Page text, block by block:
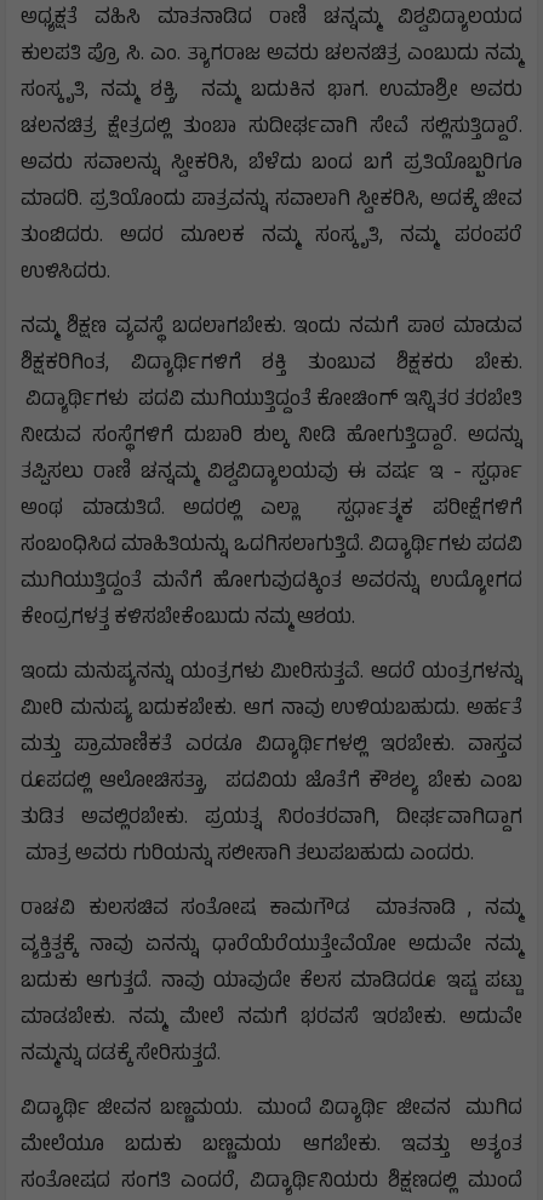
ಅಧ್ಯಕ್ಷತೆ ವಹಿಸಿ ಮಾತನಾಡಿದ ರಾಣಿ ಚನ್ನಮ್ಮ ವಿಶ್ವವಿದ್ಯಾಲಯದ
ಕುಲಪತಿ ಪ್ರೊ ಸಿ. ಎಂ. ತ್ಯಾಗರಾಜ ಅವರು ಚಲನಚಿತ್ರ ಎಂಬುದು ನಮ್ಮ
ಸಂಸ್ಕೃತಿ, ನಮ್ಮ ಶಕ್ತಿ, ನಮ್ಮ ಬದುಕಿನ ಭಾಗ. ಉಮಾಶ್ರೀ ಅವರು
ಚಲನಚಿತ್ರ ಕ್ಷೇತ್ರದಲ್ಲಿ ತುಂಬಾ ಸುದೀರ್ಘವಾಗಿ ಸೇವೆ ಸಲ್ಲಿಸುತ್ತಿದ್ದಾರೆ.
ಅವರು ಸವಾಲನ್ನು ಸ್ವೀಕರಿಸಿ, ಬೆಳೆದು ಬಂದ ಬಗೆ ಪ್ರತಿಯೊಬ್ಬರಿಗೂ
ಮಾದರಿ. ಪ್ರತಿಯೊಂದು ಪಾತ್ರವನ್ನು ಸವಾಲಾಗಿ ಸ್ವೀಕರಿಸಿ, ಅದಕ್ಕೆ ಜೀವ
ತುಂಬಿದರು. ಅದರ ಮೂಲಕ ನಮ್ಮ ಸಂಸ್ಕೃತಿ, ನಮ್ಮ ಪರಂಪರೆ
ಉಳಿಸಿದರು.
ನಮ್ಮ ಶಿಕ್ಷಣ ವ್ಯವಸ್ಥೆ ಬದಲಾಗಬೇಕು. ಇಂದು ನಮಗೆ ಪಾಠ ಮಾಡುವ
ಶಿಕ್ಷಕರಿಗಿಂತ, ವಿದ್ಯಾರ್ಥಿಗಳಿಗೆ ಶಕ್ತಿ ತುಂಬುವ ಶಿಕ್ಷಕರು ಬೇಕು.
ವಿದ್ಯಾರ್ಥಿಗಳು ಪದವಿ ಮುಗಿಯುತ್ತಿದ್ದಂತೆ ಕೋಚಿಂಗ್ ಇನ್ನಿತರ ತರಬೇತಿ
ನೀಡುವ ಸಂಸ್ಥೆಗಳಿಗೆ ದುಬಾರಿ ಶುಲ್ಕ ನೀಡಿ ಹೋಗುತ್ತಿದ್ದಾರೆ. ಅದನ್ನು
ತಪ್ಪಿಸಲು ರಾಣಿ ಚನ್ನಮ್ಮ ವಿಶ್ವವಿದ್ಯಾಲಯವು ಈ ವರ್ಷ ಇ - ಸ್ಪರ್ಧಾ
ಅಂಥ ಮಾಡುತಿದೆ. ಅದರಲ್ಲಿ ಎಲ್ಲಾ ಸ್ಪರ್ಧಾತ್ಮಕ ಪರೀಕ್ಷೆಗಳಿಗೆ
ಸಂಬಂಧಿಸಿದ ಮಾಹಿತಿಯನ್ನು ಒದಗಿಸಲಾಗುತ್ತಿದೆ. ವಿದ್ಯಾರ್ಥಿಗಳು ಪದವಿ
ಮುಗಿಯುತ್ತಿದ್ದಂತೆ ಮನೆಗೆ ಹೋಗುವುದಕ್ಕಿಂತ ಅವರನ್ನು ಉದ್ಯೋಗದ
ಕೇಂದ್ರಗಳತ್ತ ಕಳಿಸಬೇಕೆಂಬುದು ನಮ್ಮ ಆಶಯ.
ಇಂದು ಮನುಷ್ಯನನ್ನು ಯಂತ್ರಗಳು ಮೀರಿಸುತ್ತವೆ. ಆದರೆ ಯಂತ್ರಗಳನ್ನು
ಮೀರಿ ಮನುಷ್ಯ ಬದುಕಬೇಕು. ಆಗ ನಾವು ಉಳಿಯಬಹುದು. ಅರ್ಹತೆ
ಮತ್ತು ಪ್ರಾಮಾಣಿಕತೆ ಎರಡೂ ವಿದ್ಯಾರ್ಥಿಗಳಲ್ಲಿ ಇರಬೇಕು. ವಾಸ್ತವ
ರೂಪದಲ್ಲಿ ಆಲೋಚಿಸತ್ತಾ, ಪದವಿಯ ಜೊತೆಗೆ ಕೌಶಲ್ಯ ಬೇಕು ಎಂಬ
ತುಡಿತ ಅವಲ್ಲಿರಬೇಕು. ಪ್ರಯತ್ನ ನಿರಂತರವಾಗಿ, ದೀರ್ಘವಾಗಿದ್ದಾಗ
ಮಾತ್ರ ಅವರು ಗುರಿಯನ್ನು ಸಲೀಸಾಗಿ ತಲುಪಬಹುದು ಎಂದರು.
ರಾಚವಿ ಕುಲಸಚಿವ ಸಂತೋಷ ಕಾಮಗೌಡ ಮಾತನಾಡಿ , ನಮ್ಮ
ವ್ಯಕ್ತಿತ್ವಕ್ಕೆ ನಾವು ಏನನ್ನು ಧಾರೆಯೆರೆಯುತ್ತೇವೆಯೋ ಅದುವೇ ನಮ್ಮ
ಬದುಕು ಆಗುತ್ತದೆ. ನಾವು ಯಾವುದೇ ಕೆಲಸ ಮಾಡಿದರೂ ಇಷ್ಟ ಪಟ್ಟು
ಮಾಡಬೇಕು. ನಮ್ಮ ಮೇಲೆ ನಮಗೆ ಭರವಸೆ ಇರಬೇಕು. ಅದುವೇ
ನಮ್ಮನ್ನು ದಡಕ್ಕೆ ಸೇರಿಸುತ್ತದೆ.
ವಿದ್ಯಾರ್ಥಿ ಜೀವನ ಬಣ್ಣಮಯ. ಮುಂದೆ ವಿದ್ಯಾರ್ಥಿ ಜೀವನ ಮುಗಿದ
ಮೇಲೆಯೂ ಬದುಕು ಬಣ್ಣಮಯ ಆಗಬೇಕು. ಇವತ್ತು ಅತ್ಯಂತ
ಸಂತೋಷದ ಸಂಗತಿ ಎಂದರೆ, ವಿದ್ಯಾರ್ಥಿನಿಯರು ಶಿಕ್ಷಣದಲ್ಲಿ ಮುಂದೆ